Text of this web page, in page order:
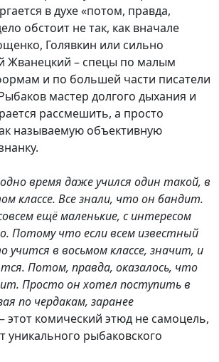
в духе «потом, правда,
обстоит не так, как вначале
Голявкин или сильно
Жванецкий – спецы по малым
и по большей части писатели
мастер долгого дыхания и
рассмешить, а просто
называемую объективную
время даже учился один такой, в
классе. Все знали, что он бандит.
ещё маленькие, с интересом
Потому что если всем известный
в восьмом классе, значит, и
Потом, правда, оказалось, что
Просто он хотел поступить в
по чердакам, заранее
этот комический этюд не самоцель,
уникального рыбаковского